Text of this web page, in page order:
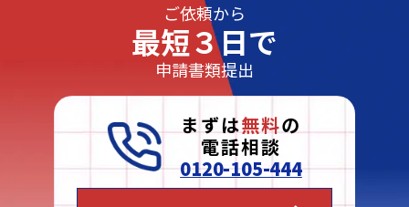
ご依頼から
最短３日で
申請書類提出
まずは無料の
電話相談
0120-105-444